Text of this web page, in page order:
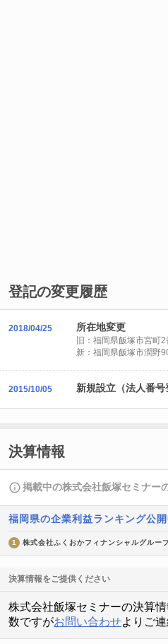
登記の変更履歴
2018/04/25 所在地変更
旧：福岡県飯塚市宮町
新：福岡県飯塚市潤野
2015/10/05 新規設立（法人番号
決算情報
掲載中の株式会社飯塚セミナー
福岡県の企業利益ランキング公開
1 株式会社ふくおかフィナンシャルグルー
決算情報をご提供ください
株式会社飯塚セミナーの決算
数ですがお問い合わせよりご連